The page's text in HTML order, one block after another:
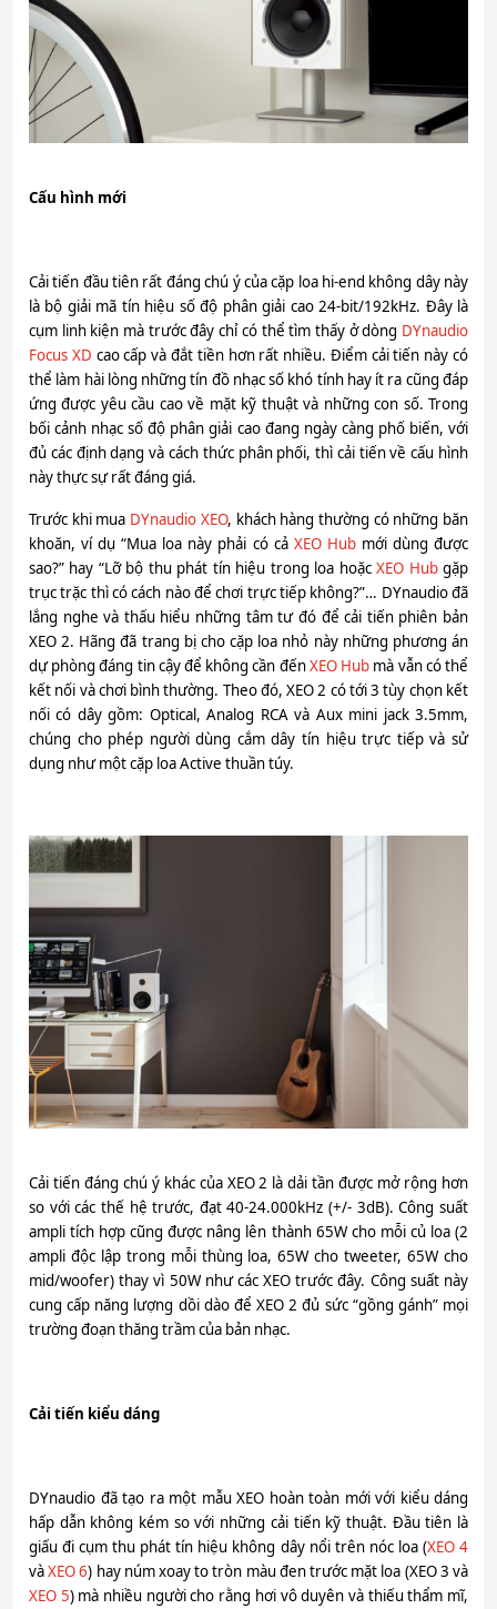
Cấu hình mới
Cải tiến đầu tiên rất đáng chú ý của cặp loa hi-end không dây này
là bộ giải mã tín hiệu số độ phân giải cao 24-bit/192kHz. Đây là
cụm linh kiện mà trước đây chỉ có thể tìm thấy ở dòng DYnaudio
Focus XD cao cấp và đắt tiền hơn rất nhiều. Điểm cải tiến này có
thể làm hài lòng những tín đồ nhạc số khó tính hay ít ra cũng đáp
ứng được yêu cầu cao về mặt kỹ thuật và những con số. Trong
bối cảnh nhạc số độ phân giải cao đang ngày càng phố biến, với
đủ các định dạng và cách thức phân phối, thì cải tiến về cấu hình
này thực sự rất đáng giá.
Trước khi mua DYnaudio XEO, khách hàng thường có những băn
khoăn, ví dụ “Mua loa này phải có cả XEO Hub mới dùng được
sao?” hay “Lỡ bộ thu phát tín hiệu trong loa hoặcXEO Hubgặp
trục trặc thì có cách nào để chơi trực tiếp không?”… DYnaudio đã
lắng nghe và thấu hiểu những tâm tư đó để cải tiến phiên bản
XEO 2. Hãng đã trang bị cho cặp loa nhỏ này những phương án
dự phòng đáng tin cậy để không cần đếnXEO Hub mà vẫn có thể
kết nối và chơi bình thường. Theo đó, XEO 2 có tới 3 tùy chọn kết
nối có dây gồm: Optical, Analog RCA và Aux mini jack 3.5mm,
chúng cho phép người dùng cắm dây tín hiệu trực tiếp và sử
dụng như một cặp loa Active thuần túy.
Cải tiến đáng chú ý khác của XEO 2 là dải tần được mở rộng hơn
so với các thế hệ trước, đạt 40-24.000kHz (+/- 3dB). Công suất
ampli tích hợp cũng được nâng lên thành 65W cho mỗi củ loa (2
ampli độc lập trong mỗi thùng loa, 65W cho tweeter, 65W cho
mid/woofer) thay vì 50W như các XEO trước đây. Công suất này
cung cấp năng lượng dồi dào để XEO 2 đủ sức “gồng gánh” mọi
trường đoạn thăng trầm của bản nhạc.
Cải tiến kiểu dáng
DYnaudio đã tạo ra một mẫu XEO hoàn toàn mới với kiểu dáng
hấp dẫn không kém so với những cải tiến kỹ thuật. Đầu tiên là
giấu đi cụm thu phát tín hiệu không dây nổi trên nóc loa (XEO 4
vàXEO 6) hay núm xoay to tròn màu đen trước mặt loa (XEO 3 và
XEO 5) mà nhiều người cho rằng hơi vô duyên và thiếu thẩm mĩ,